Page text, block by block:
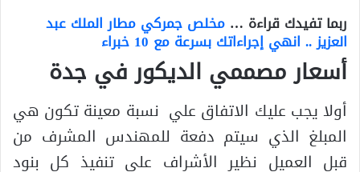
ربما تفيدك قراءة … مخلص جمركي مطار الملك عبد
العزيز .. انهي إجراءاتك بسرعة مع 10 خبراء
أسعار مصممي الديكور في جدة
أولا يجب عليك الاتفاق علي نسبة معينة تكون هي
المبلغ الذي سيتم دفعة للمهندس المشرف من
قبل العميل نظير الأشراف علي تنفيذ كل بنود